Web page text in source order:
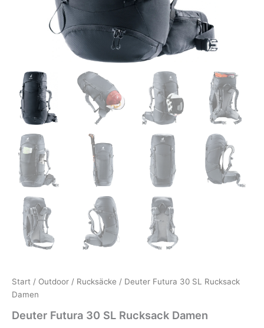
Start / Outdoor / Rucksäcke / Deuter Futura 30 SL Rucksack
Damen
Deuter Futura 30 SL Rucksack Damen